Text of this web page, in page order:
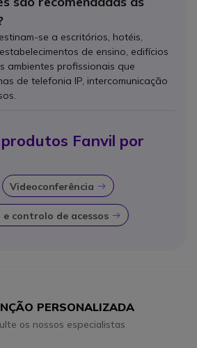
se a escritórios, hotéis,
de ensino, edifícios
ambientes profissionais que
de telefonia IP, intercomunicação
Fanvil por
Videoconferência Ícone
controlo de acessos Ícone
PERSONALIZADA
os nossos especialistas